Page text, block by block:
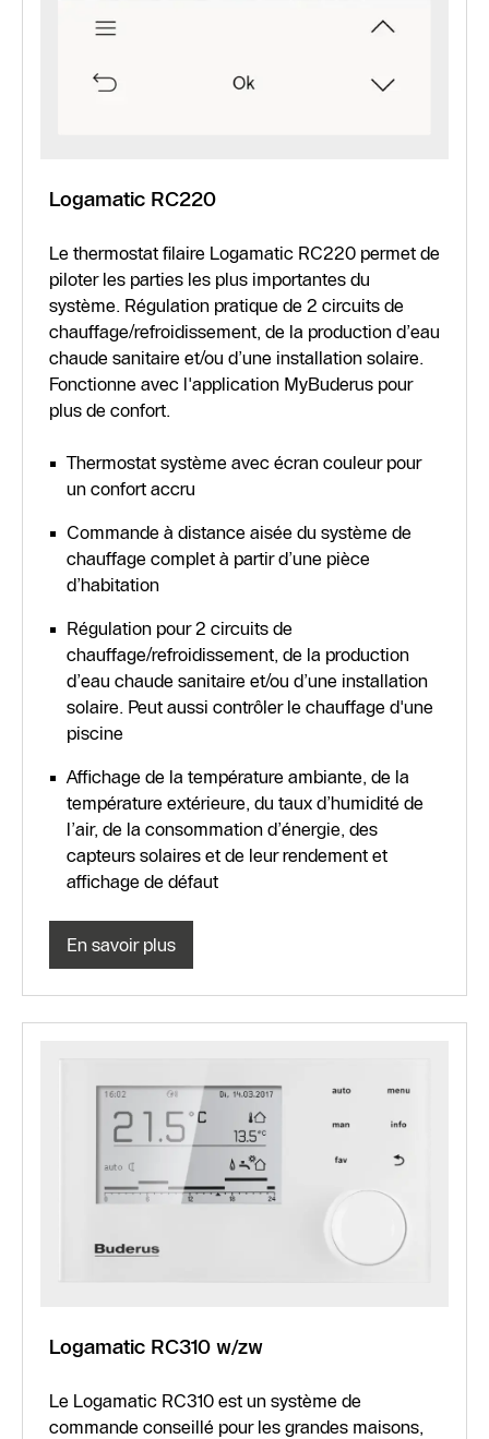
Logamatic RC220
Le thermostat filaire Logamatic RC220 permet de
piloter les parties les plus importantes du
système. Régulation pratique de 2 circuits de
chauffage/refroidissement, de la production d’eau
chaude sanitaire et/ou d’une installation solaire.
Fonctionne avec l'application MyBuderus pour
plus de confort.
Thermostat système avec écran couleur pour
un confort accru
Commande à distance aisée du système de
chauffage complet à partir d’une pièce
d’habitation
Régulation pour 2 circuits de
chauffage/refroidissement, de la production
d’eau chaude sanitaire et/ou d’une installation
solaire. Peut aussi contrôler le chauffage d'une
piscine
Affichage de la température ambiante, de la
température extérieure, du taux d’humidité de
l’air, de la consommation d’énergie, des
capteurs solaires et de leur rendement et
affichage de défaut
En savoir plus
Logamatic RC310 w/zw
Le Logamatic RC310 est un système de
commande conseillé pour les grandes maisons,